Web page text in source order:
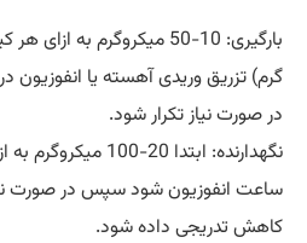
در صورت نیاز تکرار شود.
نگهدارنده: ابتدا 20-
کاهش تدریجی داده شود.